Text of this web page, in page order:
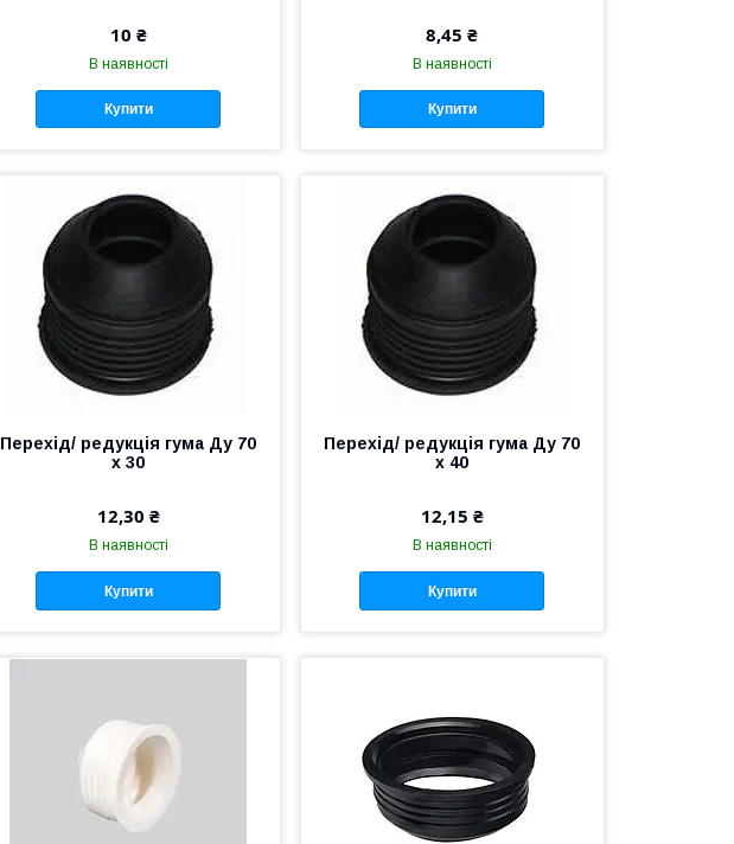
10 ₴
В наявності
Купити
8,45 ₴
В наявності
Купити
Перехід/ редукція гума Ду 70
х 30
12,30 ₴
В наявності
Купити
Перехід/ редукція гума Ду 70
х 40
12,15 ₴
В наявності
Купити